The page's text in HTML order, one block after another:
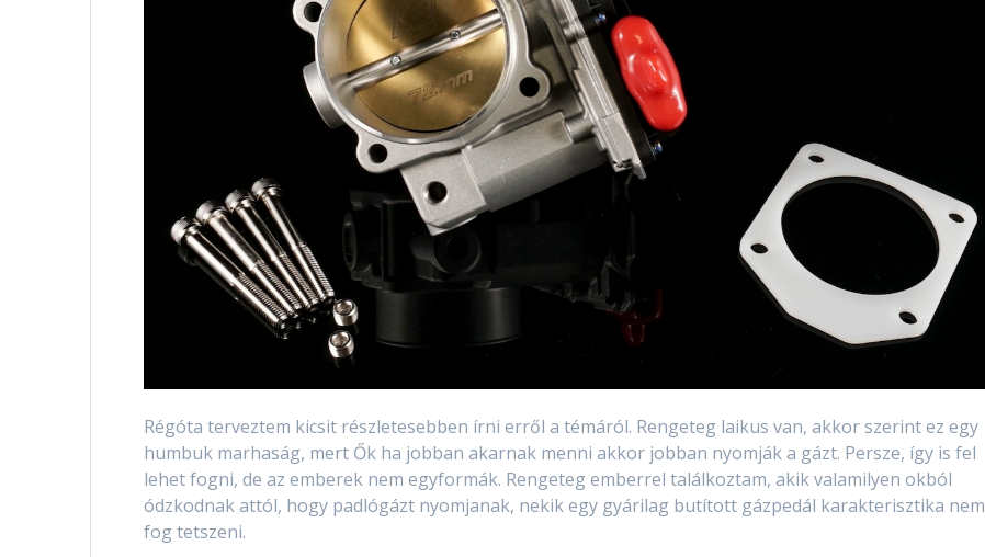
Régóta terveztem kicsit részletesebben írni erről a témáról. Rengeteg laikus van, akkor szerint ez egy
humbuk marhaság, mert Ők ha jobban akarnak menni akkor jobban nyomják a gázt. Persze, így is fel
lehet fogni, de az emberek nem egyformák. Rengeteg emberrel találkoztam, akik valamilyen okból
ódzkodnak attól, hogy padlógázt nyomjanak, nekik egy gyárilag butított gázpedál karakterisztika nem
fog tetszeni.